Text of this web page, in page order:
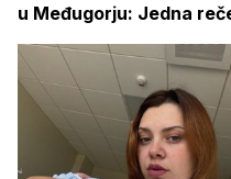
u Međugorju: Jedna